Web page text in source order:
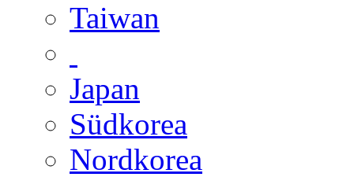
Taiwan
Japan
Südkorea
Nordkorea